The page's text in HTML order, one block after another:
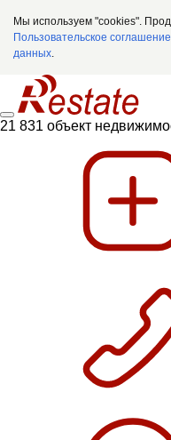
Мы используем "cookies".
Пользовательское соглашение
данных.
21 831 объект